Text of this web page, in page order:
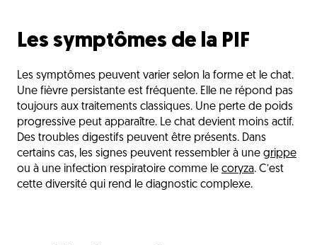
Les symptômes de la PIF
Les symptômes peuvent varier selon la forme et le chat.
Une fièvre persistante est fréquente. Elle ne répond pas
toujours aux traitements classiques. Une perte de poids
progressive peut apparaître. Le chat devient moins actif.
Des troubles digestifs peuvent être présents. Dans
certains cas, les signes peuvent ressembler à une grippe
ou à une infection respiratoire comme le coryza. C’est
cette diversité qui rend le diagnostic complexe.